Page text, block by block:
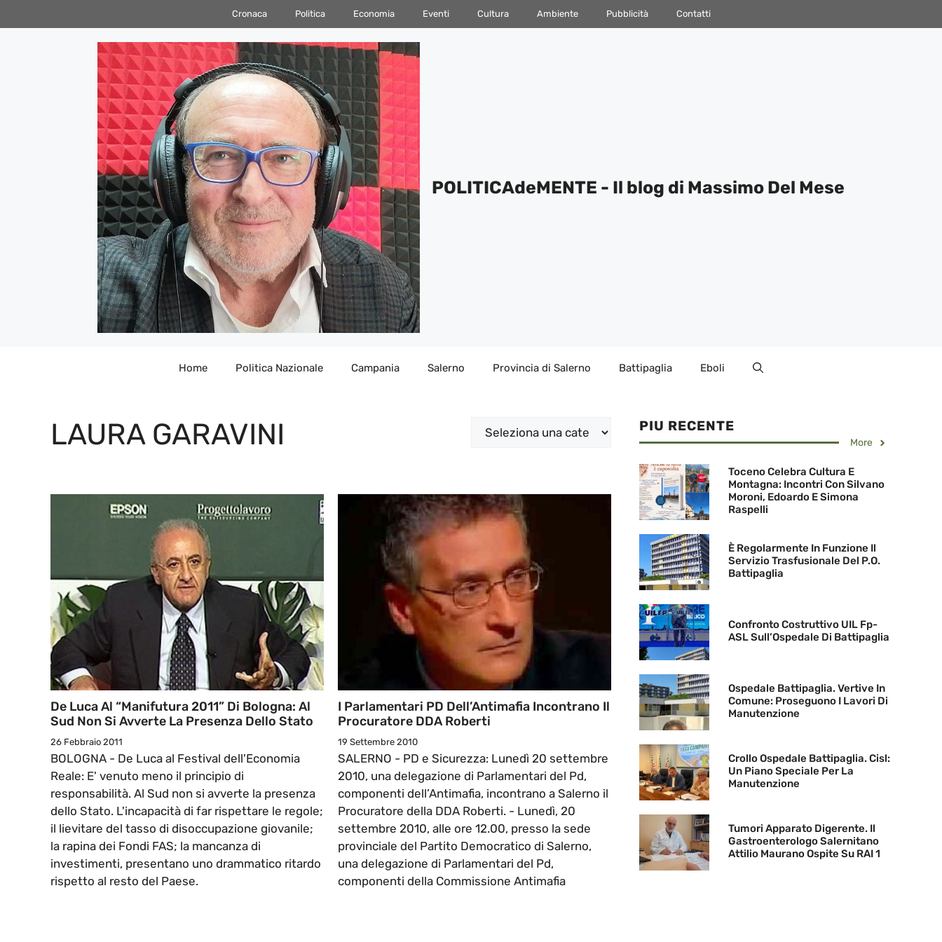
al
Cronaca Politica Economia Eventi Cultura Ambiente Pubblicità Contatti
POLITICAdeMENTE - Il blog di Massimo Del Mese
Home Politica Nazionale Campania Salerno Provincia di Salerno Battipaglia Eboli
LAURA GARAVINI Categorie
De Luca Al “Manifutura 2011” Di Bologna: Al
Sud Non Si Avverte La Presenza Dello Stato
26 Febbraio 2011
BOLOGNA - De Luca al Festival dell'Economia
Reale: E' venuto meno il principio di
responsabilità. Al Sud non si avverte la presenza
dello Stato. L'incapacità di far rispettare le regole;
il lievitare del tasso di disoccupazione giovanile;
la rapina dei Fondi FAS; la mancanza di
investimenti, presentano uno drammatico ritardo
rispetto al resto del Paese.
I Parlamentari PD Dell’Antimafia Incontrano Il
Procuratore DDA Roberti
19 Settembre 2010
SALERNO - PD e Sicurezza: Lunedì 20 settembre
2010, una delegazione di Parlamentari del Pd,
componenti dell’Antimafia, incontrano a Salerno il
Procuratore della DDA Roberti. - Lunedì, 20
settembre 2010, alle ore 12.00, presso la sede
provinciale del Partito Democratico di Salerno,
una delegazione di Parlamentari del Pd,
componenti della Commissione Antimafia
PIU RECENTE
More
Toceno Celebra Cultura E
Montagna: Incontri Con Silvano
Moroni, Edoardo E Simona
Raspelli
È Regolarmente In Funzione Il
Servizio Trasfusionale Del P.O.
Battipaglia
Confronto Costruttivo UIL Fp-
ASL Sull’Ospedale Di Battipaglia
Ospedale Battipaglia. Vertive In
Comune: Proseguono I Lavori Di
Manutenzione
Crollo Ospedale Battipaglia. Cisl:
Un Piano Speciale Per La
Manutenzione
Tumori Apparato Digerente. Il
Gastroenterologo Salernitano
Attilio Maurano Ospite Su RAI 1